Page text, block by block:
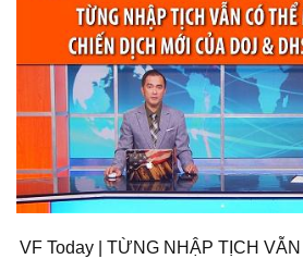
VF Today | TỪNG NHẬP TỊCH